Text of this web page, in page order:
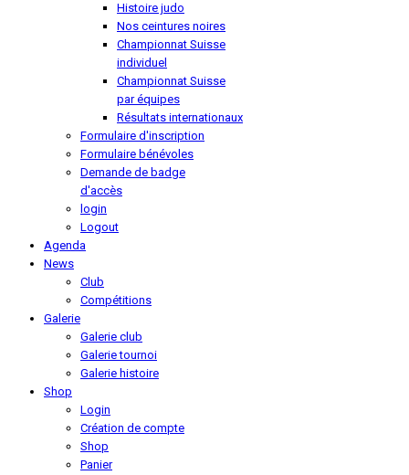
Histoire judo
Nos ceintures noires
Championnat Suisse
individuel
Championnat Suisse
par équipes
Résultats internationaux
Formulaire d'inscription
Formulaire bénévoles
Demande de badge
d'accès
login
Logout
Agenda
News
Club
Compétitions
Galerie
Galerie club
Galerie tournoi
Galerie histoire
Shop
Login
Création de compte
Shop
Panier